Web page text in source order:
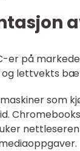
på
og lettvekts
som